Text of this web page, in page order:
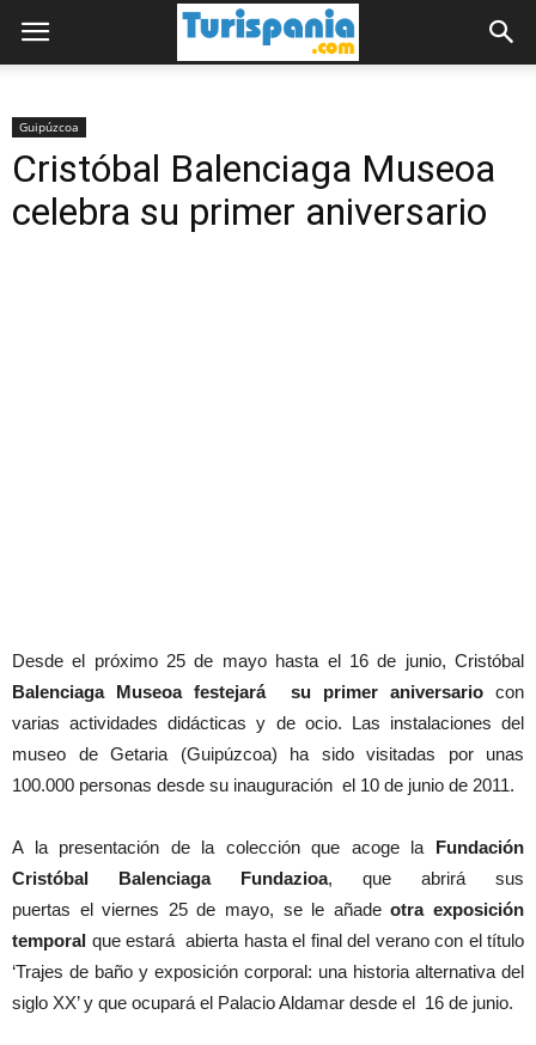
Guipúzcoa
Cristóbal Balenciaga Museoa
celebra su primer aniversario
Desde el próximo 25 de mayo hasta el 16 de junio, Cristóbal
Balenciaga Museoa festejará su primer aniversariocon
varias actividades didácticas y de ocio. Las instalaciones del
museo de Getaria (Guipúzcoa) ha sido visitadas por unas
100.000 personas desde su inauguración el 10 de junio de 2011.
A la presentación de la colección que acoge laFundación
Cristóbal Balenciaga Fundazioa, que abrirá sus
puertas el viernes 25 de mayo, se le añadeotra exposición
temporal que estará abierta hasta el final del verano con el título
‘Trajes de baño y exposición corporal: una historia alternativa del
siglo XX’ y que ocupará el Palacio Aldamar desde el 16 de junio.